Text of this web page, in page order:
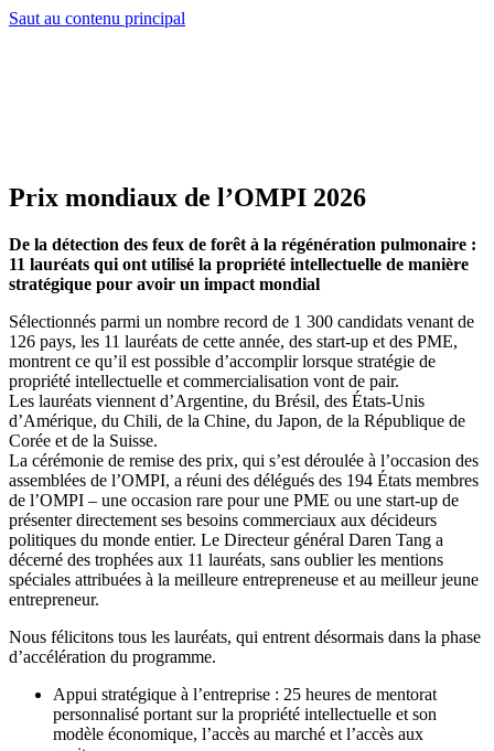
Saut au contenu principal
Prix mondiaux de l’OMPI 2026
De la détection des feux de forêt à la régénération pulmonaire :
11 lauréats qui ont utilisé la propriété intellectuelle de manière
stratégique pour avoir un impact mondial
Sélectionnés parmi un nombre record de 1 300 candidats venant de
126 pays, les 11 lauréats de cette année, des start-up et des PME,
montrent ce qu’il est possible d’accomplir lorsque stratégie de
propriété intellectuelle et commercialisation vont de pair.
Les lauréats viennent d’Argentine, du Brésil, des États-Unis
d’Amérique, du Chili, de la Chine, du Japon, de la République de
Corée et de la Suisse.
La cérémonie de remise des prix, qui s’est déroulée à l’occasion des
assemblées de l’OMPI, a réuni des délégués des 194 États membres
de l’OMPI – une occasion rare pour une PME ou une start-up de
présenter directement ses besoins commerciaux aux décideurs
politiques du monde entier. Le Directeur général Daren Tang a
décerné des trophées aux 11 lauréats, sans oublier les mentions
spéciales attribuées à la meilleure entrepreneuse et au meilleur jeune
entrepreneur.
Nous félicitons tous les lauréats, qui entrent désormais dans la phase
d’accélération du programme.
Appui stratégique à l’entreprise : 25 heures de mentorat
personnalisé portant sur la propriété intellectuelle et son
modèle économique, l’accès au marché et l’accès aux